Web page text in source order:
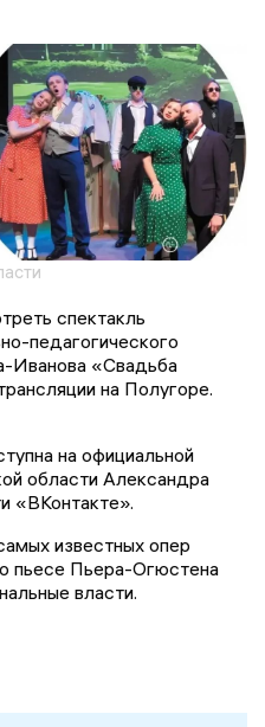
спектакль
педагогического
Иванова «Свадьба
на Полугоре.
на официальной
области Александра
«ВКонтакте».
известных опер
пьесе Пьера-Огюстена
власти.